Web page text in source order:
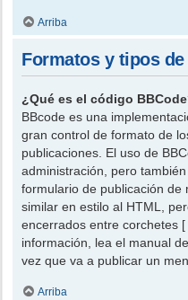
Arriba
Formatos y tipos de
¿Qué es el código
BBcode es una
gran control de formato de
publicaciones. El uso de
administración, pero
formulario de publicación de
similar en estilo al HTML,
encerrados entre corchetes
información, lea el manual
vez que va a publicar un
Arriba